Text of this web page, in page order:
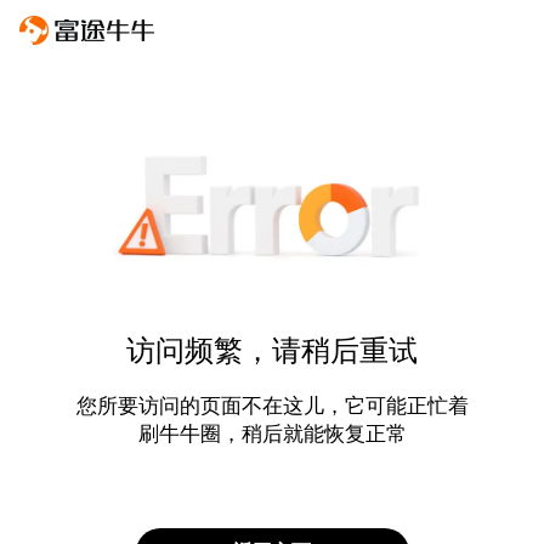
访问频繁，请稍后重试
您所要访问的页面不在这儿，它可能正忙着
刷牛牛圈，稍后就能恢复正常